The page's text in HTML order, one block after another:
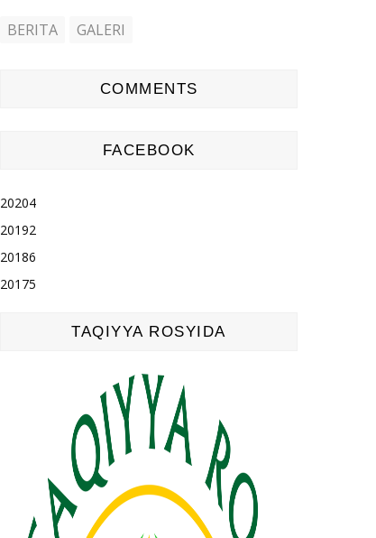
BERITA GALERI
COMMENTS
FACEBOOK
20204
20192
20186
20175
TAQIYYA ROSYIDA